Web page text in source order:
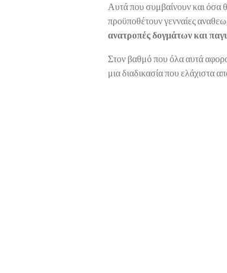
Αυτά που συμβαίνουν και όσα
προϋποθέτουν γενναίες
ανατροπές δογμάτων και
Στον βαθμό που όλα αυτά
μια διαδικασία που ελάχιστα